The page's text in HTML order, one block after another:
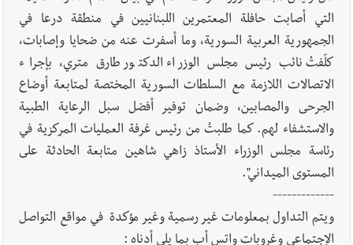
التي أصابت حافلة المعتمرين اللبنانيين في منطقة درعا في
الجمهورية العربية السورية، وما أسفرت عنه من ضحايا وإصابات،
كلّفتُ نائب رئيس مجلس الوزراء الدكتور طارق متري، بإجراء
الاتصالات اللازمة مع السلطات السورية المختصة لمتابعة أوضاع
الجرحى والمصابين، وضمان توفير أفضل سبل الرعاية الطبية
والاستشفاء لهم. كما طلبتُ من رئيس غرفة العمليات المركزية في
رئاسة مجلس الوزراء الأستاذ زاهي شاهين متابعة الحادثة على
المستوى الميداني".
-------------
ويتم التداول بمعلومات غير رسمية وغير مؤكدة في مواقع التواصل
الإجتماعي وغروبات واتس أب بما يلي أدناه :